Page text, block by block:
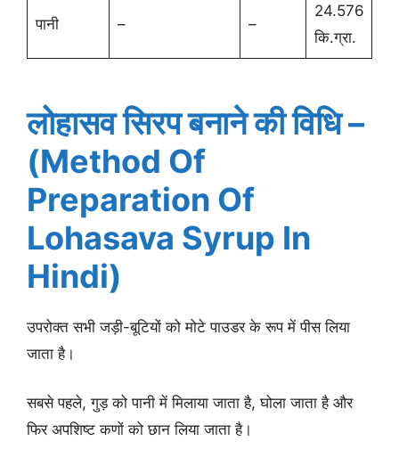
पानी – –
24.576
कि.ग्रा.
लोहासव सिरप बनाने की विधि –
(Method Of
Preparation Of
Lohasava Syrup In
Hindi)
उपरोक्त सभी जड़ी-बूटियों को मोटे पाउडर के रूप में पीस लिया
जाता है।
सबसे पहले, गुड़ को पानी में मिलाया जाता है, घोला जाता है और
फिर अपशिष्ट कणों को छान लिया जाता है।